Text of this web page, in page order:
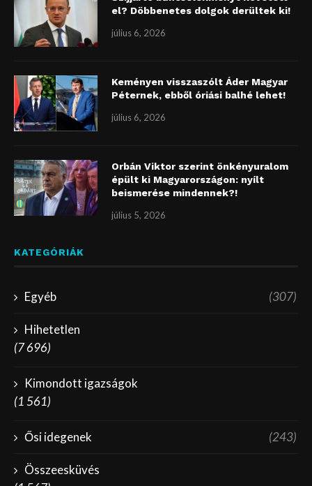
el? Döbbenetes dolgok derültek ki!
július 6, 2026
Keményen visszaszólt Áder Magyar
Péternek, ebből óriási balhé lehet!
július 6, 2026
Orbán Viktor szerint önkényuralom
épült ki Magyarországon: nyílt
beismerése mindennek?!
július 5, 2026
KATEGÓRIÁK
Egyéb (307)
Hihetetlen
(7 696)
Kimondott igazságok
(1 561)
Ősi idegenek (243)
Összeesküvés